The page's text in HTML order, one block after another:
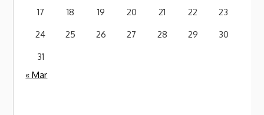
17
18 19 20 21 22
23
24
25 26 27 28 29
30
31
« Mar